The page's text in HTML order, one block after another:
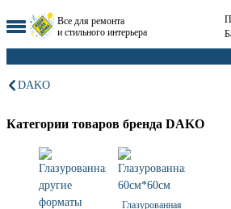
Все для ремонта
и стильного интерьера
DAKO
Категории товаров бренда DAKO
Глазурованная